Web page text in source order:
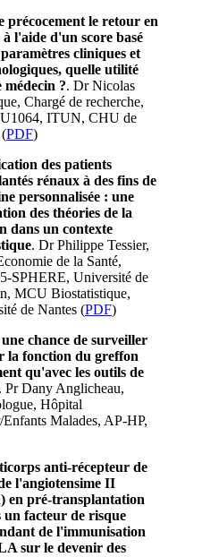
précocement le retour en
à l'aide d'un score basé
cliniques et
quelle utilité
médecin ?. Dr Nicolas
Chargé de recherche,
ITUN, CHU de
PDF)
des patients
rénaux à des fins de
personnalisée : une
des théories de la
dans un contexte
. Dr Philippe Tessier,
de la Santé,
SPHERE, Université de
MCU Biostatistique,
de Nantes (PDF)
chance de surveiller
la fonction du greffon
qu'avec les outils de
. Pr Dany Anglicheau,
Hôpital
Malades, AP-HP,
anti-récepteur de
l'angiotensime II
en pré-transplantation
un facteur de risque
de l'immunisation
sur le devenir des